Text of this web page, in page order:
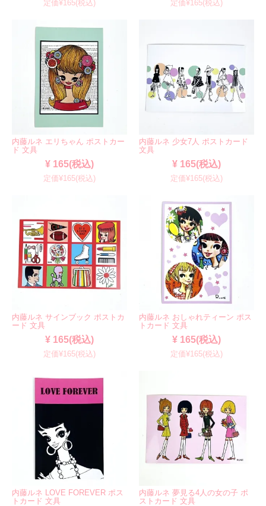
定価¥165(税込) 定価¥165(税込)
内藤ルネ エリちゃん ポストカー
ド 文具
¥ 165(税込)
定価¥165(税込)
内藤ルネ 少女7人 ポストカード
文具
¥ 165(税込)
定価¥165(税込)
内藤ルネ サインブック ポストカ
ード 文具
¥ 165(税込)
定価¥165(税込)
内藤ルネ おしゃれティーン ポス
トカード 文具
¥ 165(税込)
定価¥165(税込)
内藤ルネ LOVE FOREVER ポス
トカード 文具
内藤ルネ 夢見る4人の女の子 ポ
ストカード 文具